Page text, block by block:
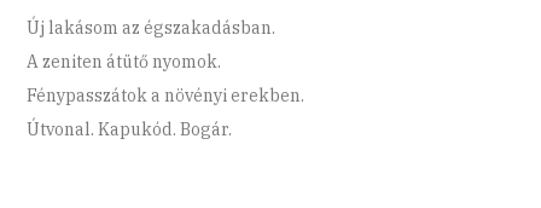
Új lakásom az égszakadásban.
A zeniten átütő nyomok.
Fénypasszátok a növényi erekben.
Útvonal. Kapukód. Bogár.